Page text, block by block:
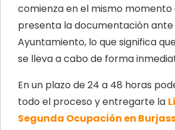
comienza en el mismo momento
presenta la documentación ante
Ayuntamiento, lo que significa
se lleva a cabo de forma
En un plazo de 24 a 48 horas
todo el proceso y entregarte la
Segunda Ocupación en